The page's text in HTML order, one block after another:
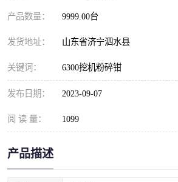
产品数量： 9999.00台
发货地址： 山东省济宁泗水县
关键词： 6300挖机粉碎钳
发布日期： 2023-09-07
阅 读 量： 1099
产品描述
挖掘机破碎斗